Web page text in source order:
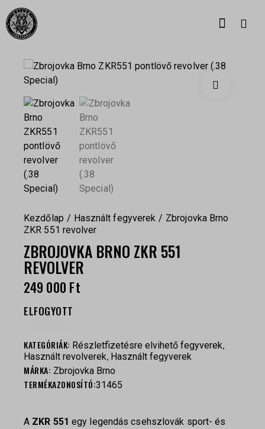
Kezdőlap Használt fegyverek
Zbrojovka Brno
ZKR 551 revolver
ZBROJOVKA BRNO ZKR 551
REVOLVER
249 000 Ft
ELFOGYOTT
KATEGÓRIÁK: Részletfizetésre elvihető fegyverek,
Használt revolverek, Használt fegyverek
MÁRKA: Zbrojovka Brno
TERMÉKAZONOSÍTÓ:31465
A ZKR 551 egy legendás csehszlovák sport- és